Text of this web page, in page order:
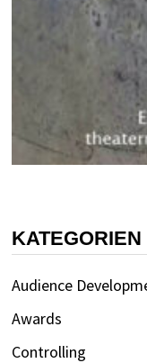
KATEGORIEN
Audience
Awards
Controlling